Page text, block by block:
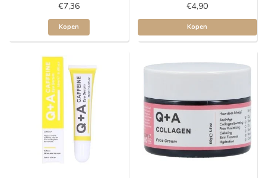
€7,36
Kopen
€4,90
Kopen